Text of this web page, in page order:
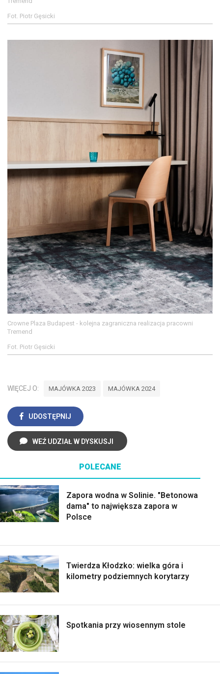
Fot. Piotr Gęsicki
Crowne Plaza Budapest - kolejna zagraniczna realizacja pracowni
Tremend
Fot. Piotr Gęsicki
WIĘCEJ O: MAJÓWKA 2023 MAJÓWKA 2024
UDOSTĘPNIJ
WEŹ UDZIAŁ W DYSKUSJI
POLECANE
Zapora wodna w Solinie. "Betonowa
dama" to największa zapora w
Polsce
Twierdza Kłodzko: wielka góra i
kilometry podziemnych korytarzy
Spotkania przy wiosennym stole